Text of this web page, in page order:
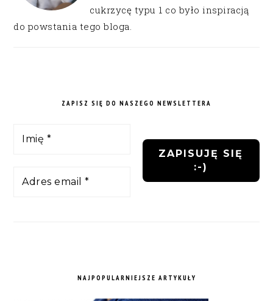
cukrzycę typu 1 co było inspiracją
do powstania tego bloga.
ZAPISZ SIĘ DO NASZEGO NEWSLETTERA
NAJPOPULARNIEJSZE ARTYKUŁY